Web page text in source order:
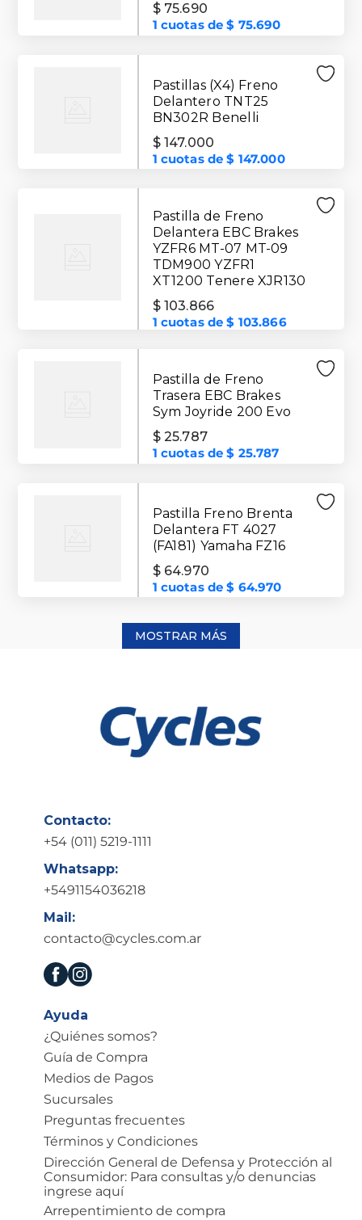
$ 75.690
1 cuotas de$ 75.690
Pastillas (X4) Freno
Delantero TNT25
BN302R Benelli
$ 147.000
1 cuotas de$ 147.000
Pastilla de Freno
Delantera EBC Brakes
YZFR6 MT-07 MT-09
TDM900 YZFR1
XT1200 Tenere XJR130
$ 103.866
1 cuotas de$ 103.866
Pastilla de Freno
Trasera EBC Brakes
Sym Joyride 200 Evo
$ 25.787
1 cuotas de$ 25.787
Pastilla Freno Brenta
Delantera FT 4027
(FA181) Yamaha FZ16
$ 64.970
1 cuotas de$ 64.970
MOSTRAR MÁS
Contacto:
+54 (011) 5219-1111
Whatsapp:
+5491154036218
Mail:
contacto@cycles.com.ar
Ayuda
¿Quiénes somos?
Guía de Compra
Medios de Pagos
Sucursales
Preguntas frecuentes
Términos y Condiciones
Dirección General de Defensa y Protección al
Consumidor: Para consultas y/o denuncias
ingrese aquí
Arrepentimiento de compra